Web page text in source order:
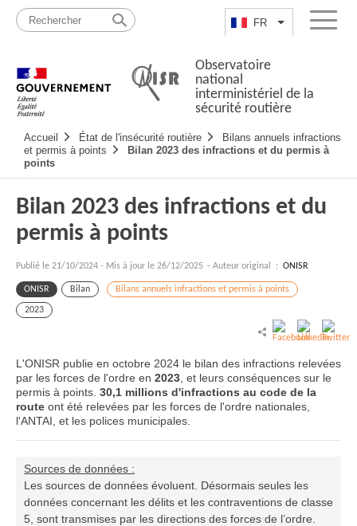
Passer
contenu
FR Lister lesMenu
Observatoire
national
interministériel de la
sécurité routière
principale
Accueil État de l'insécurité routière
Bilans annuels infractions
et permis à points
Bilan 2023 des infractions et du permis à
points
Bilan 2023 des infractions et du
permis à points
Publié le 21/10/2024 - Mis à jour le 26/12/2025 - Auteur original : ONISR
ONISR Bilan Bilans annuels infractions et permis à points
2023
L'ONISR publie en octobre 2024 le bilan des infractions relevées
par les forces de l'ordre en 2023 , et leurs conséquences sur le
permis à points. 30,1 millions d'infractions au code de la
route ont été relevées par les forces de l'ordre nationales,
l'ANTAI, et les polices municipales.
Sources de données :
Les sources de données évoluent. Désormais seules les
données concernant les délits et les contraventions de classe
5, sont transmises par les directions des forces de l’ordre.